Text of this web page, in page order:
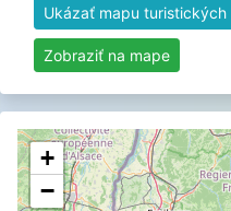
Ukázať mapu turistických
Zobraziť na mape
+
−